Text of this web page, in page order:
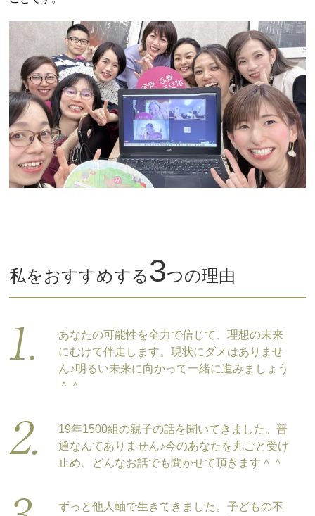
私をおすすめする 3つの理由
あなたの可能性を全力で信じて、理想の未来
にむけて伴走します。現状にダメはありませ
ん♪明るい未来に向かって一緒に進みましょう
＾＾
19年1500組の親子の話を聞いてきました。普
通なんてありません♪今のあなたを丸ごと受け
止め、どんなお話でも聞かせて頂きます＾＾
ずっと他人軸で生きてきました。子どもの不